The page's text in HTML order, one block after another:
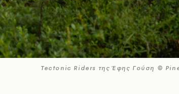
Tectonic Riders της Έφης Γούση ©